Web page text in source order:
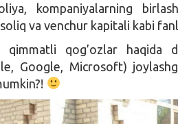
kompaniyalarning
va venchur kapitali kabi
qimmatli qog’ozlar haqida
Google, Microsoft)